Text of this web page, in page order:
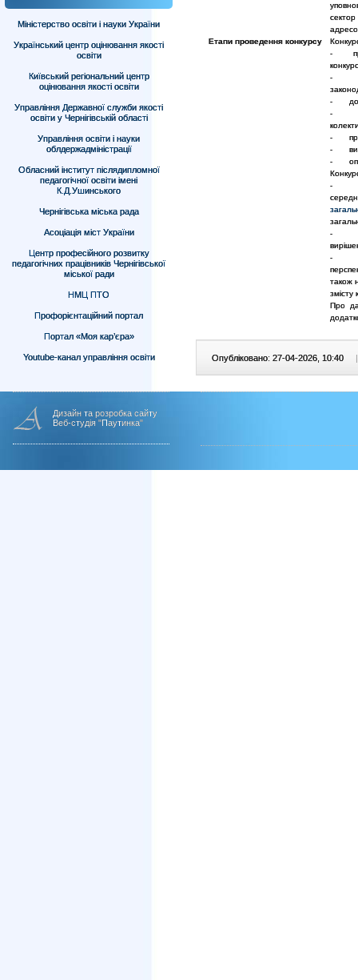
Міністерство освіти і науки України
Український центр оцінювання якості
освіти
Київський регіональний центр
оцінювання якості освіти
Управління Державної служби якості
освіти у Чернігівській області
Управління освіти і науки
облдержадміністрації
Обласний інститут післядипломної
педагогічної освіти імені
К.Д.Ушинського
Чернігівська міська рада
Асоціація міст України
Центр професійного розвитку
педагогічних працівників Чернігівської
міської ради
НМЦ ПТО
Профорієнтаційний портал
Портал «Моя кар’єра»
Youtube-канал управління освіти
сектор
Етапи проведення конкурсу
-
-
-
-
-
-
-
-
-
-
також
змісту
Про
Опубліковано: 27-04-2026, 10:40 |
Дизайн та розробка сайту
Веб-студія "Паутинка"